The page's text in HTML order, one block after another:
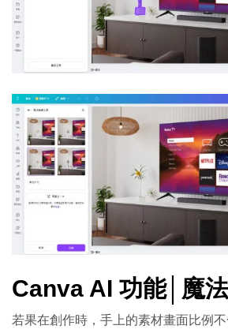
Canva AI 功能│魔
若果在創作時，手上的素材畫面比例